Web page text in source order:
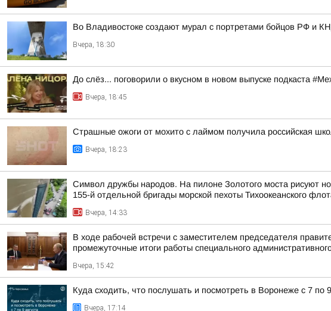
Во Владивостоке создают мурал с портретами бойцов РФ и
Вчера, 18:30
До слёз... поговорили о вкусном в новом выпуске подкаста
Вчера, 18:45
Страшные ожоги от мохито с лаймом получила российская
Вчера, 18:23
Символ дружбы народов. На пилоне Золотого моста рисуют
155-й отдельной бригады морской пехоты Тихоокеанского
Вчера, 14:33
В ходе рабочей встречи с заместителем председателя
промежуточные итоги работы специального
Вчера, 15:42
Куда сходить, что послушать и посмотреть в Воронеже с 7 по 9
Вчера, 17:14